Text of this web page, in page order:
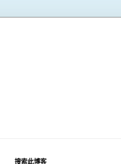
搜索此博客